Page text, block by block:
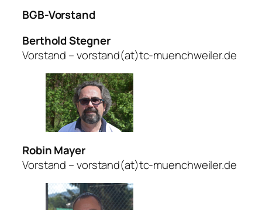
BGB-Vorstand
Berthold Stegner
Vorstand – vorstand(at)tc-muenchweiler.de
Robin Mayer
Vorstand – vorstand(at)tc-muenchweiler.de